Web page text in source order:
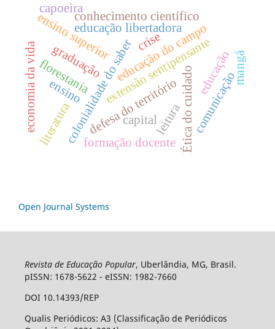
extensão sentipensante
colonialidade do saber
educação libertadora
florestania Ética do cuidado
educação do campo
formação docente
ensino superior
defesa do território
economia da vida crise
capital
conhecimento científico
ensino
graduação
literatura
educação
comunicação
mangá
leitura
capoeira
Open Journal Systems
Revista de Educação Popular, Uberlândia, MG, Brasil.
pISSN: 1678-5622 - eISSN: 1982-7660
DOI 10.14393/REP
Qualis Periódicos: A3 (Classificação de Periódicos